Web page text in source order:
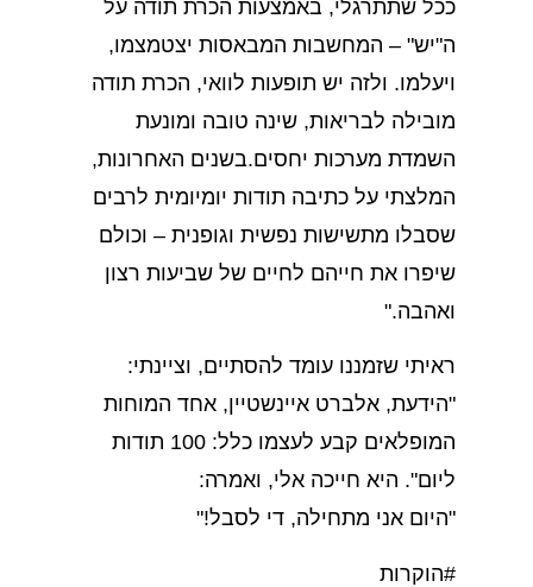
ככל שתתרגלי, באמצעות הכרת תודה על
ה"יש" – המחשבות המבאסות יצטמצמו,
ויעלמו. ולזה יש תופעות לוואי, הכרת תודה
מובילה לבריאות, שינה טובה ומונעת
השמדת מערכות יחסים.בשנים האחרונות,
המלצתי על כתיבה תודות יומיומית לרבים
שסבלו מתשישות נפשית וגופנית – וכולם
שיפרו את חייהם לחיים של שביעות רצון
ואהבה."
ראיתי שזמננו עומד להסתיים, וציינתי:
"הידעת, אלברט איינשטיין, אחד המוחות
המופלאים קבע לעצמו כלל: 100 תודות
ליום". היא חייכה אלי, ואמרה:
"היום אני מתחילה, די לסבל!"
#הוקרות